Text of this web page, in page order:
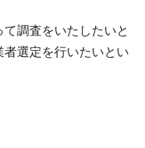
調査をいたしたいと
選定を行いたいとい